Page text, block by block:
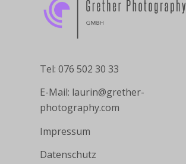
Tel: 076 502 30 33
E-Mail: laurin@grether-
photography.com
Impressum
Datenschutz